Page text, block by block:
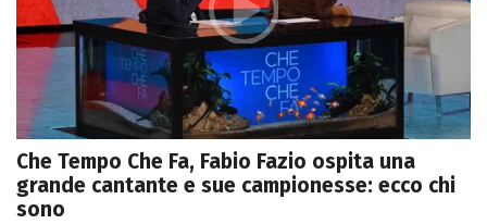
Che Tempo Che Fa, Fabio Fazio ospita una
grande cantante e sue campionesse: ecco chi
sono